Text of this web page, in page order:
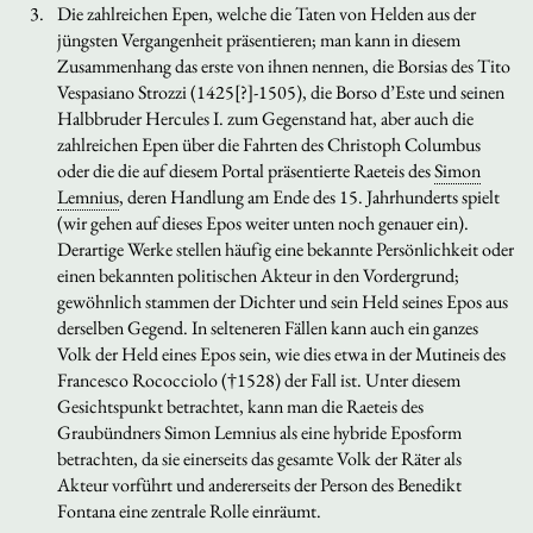
Die zahlreichen Epen, welche die Taten von Helden aus der
jüngsten Vergangenheit präsentieren; man kann in diesem
Zusammenhang das erste von ihnen nennen, dieBorsiasdes Tito
Vespasiano Strozzi (1425[?]-1505), die Borso d’Este und seinen
Halbbruder Hercules I. zum Gegenstand hat, aber auch die
zahlreichen Epen über die Fahrten des Christoph Columbus
oder die die auf diesem Portal präsentierteRaeteisdesSimon
Lemnius, deren Handlung am Ende des 15. Jahrhunderts spielt
(wir gehen auf dieses Epos weiter unten noch genauer ein).
Derartige Werke stellen häufig eine bekannte Persönlichkeit oder
einen bekannten politischen Akteur in den Vordergrund;
gewöhnlich stammen der Dichter und sein Held seines Epos aus
derselben Gegend. In selteneren Fällen kann auch ein ganzes
Volk der Held eines Epos sein, wie dies etwa in derMutineisdes
Francesco Rococciolo (†1528) der Fall ist. Unter diesem
Gesichtspunkt betrachtet, kann man dieRaeteisdes
Graubündners Simon Lemnius als eine hybride Eposform
betrachten, da sie einerseits das gesamte Volk der Räter als
Akteur vorführt und andererseits der Person des Benedikt
Fontana eine zentrale Rolle einräumt.